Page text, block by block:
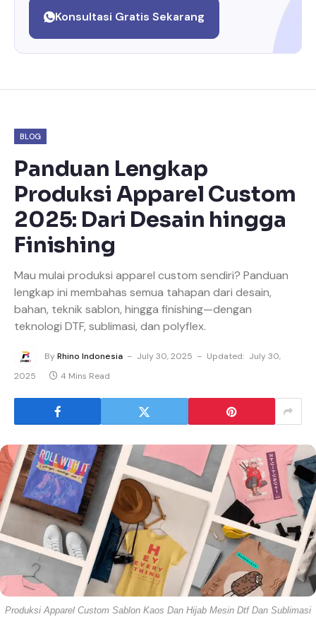
Konsultasi Gratis Sekarang
BLOG
Panduan Lengkap
Produksi Apparel Custom
2025: Dari Desain hingga
Finishing
Mau mulai produksi apparel custom sendiri? Panduan
lengkap ini membahas semua tahapan dari desain,
bahan, teknik sablon, hingga finishing—dengan
teknologi DTF, sublimasi, dan polyflex.
ByRhino Indonesia July 30, 2025 Updated: July 30,
2025
4 Mins Read
Produksi Apparel Custom Sablon Kaos Dan Hijab Mesin Dtf Dan Sublimasi